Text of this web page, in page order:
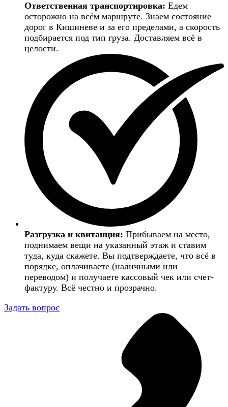
Ответственная транспортировка: Едем
осторожно на всём маршруте. Знаем состояние
дорог в Кишиневе и за его пределами, а скорость
подбирается под тип груза. Доставляем всё в
целости.
Разгрузка и квитанция: Прибываем на место,
поднимаем вещи на указанный этаж и ставим
туда, куда скажете. Вы подтверждаете, что всё в
порядке, оплачиваете (наличными или
переводом) и получаете кассовый чек или счет-
фактуру. Всё честно и прозрачно.
Задать вопрос